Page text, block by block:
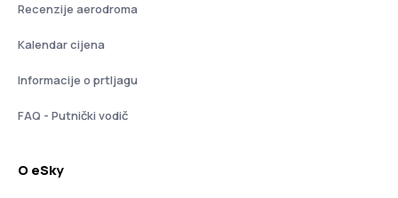
Recenzije aerodroma
Kalendar cijena
Informacije o prtljagu
FAQ - Putnički vodič
O eSky